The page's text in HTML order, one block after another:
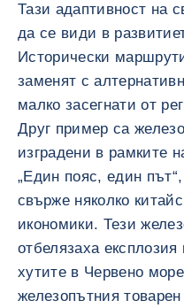
Тази адаптивност на
да се види в
Исторически
заменят с
малко засегнати от
Друг пример са
изградени в рамките
„Един пояс, един
свърже няколко
икономики. Тези
отбелязаха
хутите в Червено
железопътния